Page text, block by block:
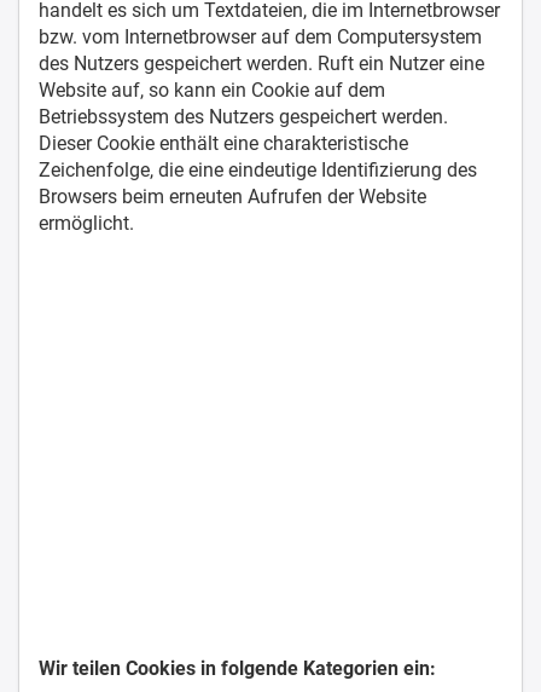
handelt es sich um Textdateien, die im Internetbrowser
bzw. vom Internetbrowser auf dem Computersystem
des Nutzers gespeichert werden. Ruft ein Nutzer eine
Website auf, so kann ein Cookie auf dem
Betriebssystem des Nutzers gespeichert werden.
Dieser Cookie enthält eine charakteristische
Zeichenfolge, die eine eindeutige Identifizierung des
Browsers beim erneuten Aufrufen der Website
ermöglicht.
Wir teilen Cookies in folgende Kategorien ein: